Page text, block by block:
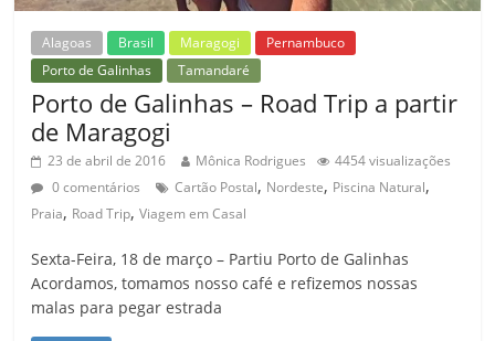
Alagoas Brasil Maragogi
Pernambuco
Porto de Galinhas
Tamandaré
Porto de Galinhas – Road Trip a partir
de Maragogi
23 de abril de 2016 Mônica Rodrigues
4454 visualizações
0 comentários
Cartão Postal, Nordeste, Piscina Natural,
Praia, Road Trip,Viagem em Casal
Sexta-Feira, 18 de março – Partiu Porto de Galinhas
Acordamos, tomamos nosso café e refizemos nossas
malas para pegar estrada